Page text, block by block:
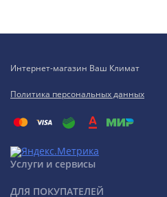
Интернет-магазин Ваш Климат
Политика персональных данных
Услуги и сервисы
ДЛЯ ПОКУПАТЕЛЕЙ